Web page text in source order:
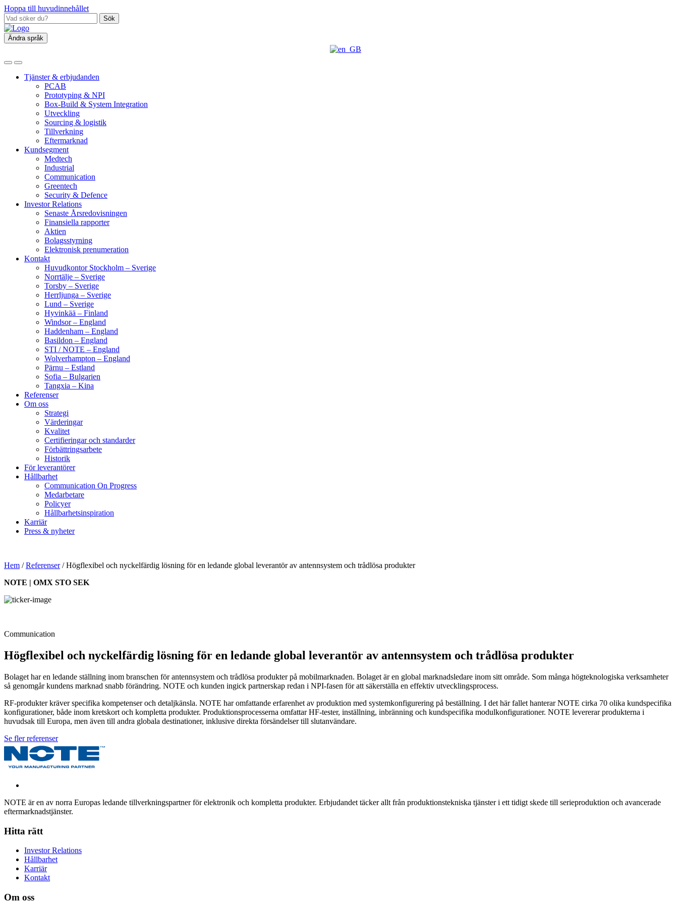
Hoppa till huvudinnehållet
Sök
Ändra språk
Tjänster & erbjudanden
PCAB
Prototyping & NPI
Box‑Build & System Integration
Utveckling
Sourcing & logistik
Tillverkning
Eftermarknad
Kundsegment
Medtech
Industrial
Communication
Greentech
Security & Defence
Investor Relations
Senaste Årsredovisningen
Finansiella rapporter
Aktien
Bolagsstyrning
Elektronisk prenumeration
Kontakt
Huvudkontor Stockholm – Sverige
Norrtälje – Sverige
Torsby – Sverige
Herrljunga – Sverige
Lund – Sverige
Hyvinkää – Finland
Windsor – England
Haddenham – England
Basildon – England
STI / NOTE – England
Wolverhampton – England
Pärnu – Estland
Sofia – Bulgarien
Tangxia – Kina
Referenser
Om oss
Strategi
Värderingar
Kvalitet
Certifieringar och standarder
Förbättringsarbete
Historik
För leverantörer
Hållbarhet
Communication On Progress
Medarbetare
Policyer
Hållbarhetsinspiration
Karriär
Press & nyheter
Hem /Referenser/Högflexibel och nyckelfärdig lösning för en ledande global leverantör av antennsystem och trådlösa produkter
NOTE | OMX STO SEK
Communication
Högflexibel och nyckelfärdig lösning för en ledande global leverantör av antennsystem och trådlösa produkter
Bolaget har en ledande ställning inom branschen för antennsystem och trådlösa produkter på mobilmarknaden. Bolaget är en global marknadsledare inom sitt område. Som många högteknologiska verksamheter
så genomgår kundens marknad snabb förändring. NOTE och kunden ingick partnerskap redan i NPI-fasen för att säkerställa en effektiv utvecklingsprocess.
RF-produkter kräver specifika kompetenser och detaljkänsla. NOTE har omfattande erfarenhet av produktion med systemkonfigurering på beställning. I det här fallet hanterar NOTE cirka 70 olika kundspecifika
konfigurationer, både inom kretskort och kompletta produkter. Produktionsprocesserna omfattar HF-tester, inställning, inbränning och kundspecifika modulkonfigurationer. NOTE levererar produkterna i
huvudsak till Europa, men även till andra globala destinationer, inklusive direkta försändelser till slutanvändare.
Se fler referenser
NOTE är en av norra Europas ledande tillverkningspartner för elektronik och kompletta produkter. Erbjudandet täcker allt från produktionstekniska tjänster i ett tidigt skede till serieproduktion och avancerade
eftermarknadstjänster.
Hitta rätt
Investor Relations
Hållbarhet
Karriär
Kontakt
Om oss